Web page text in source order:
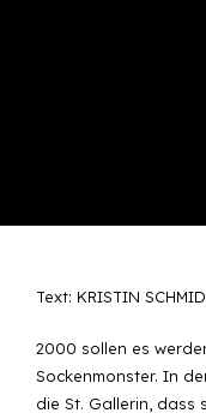
Text: KRISTIN
2000 sollen es
Sockenmonster. In
die St. Gallerin, dass